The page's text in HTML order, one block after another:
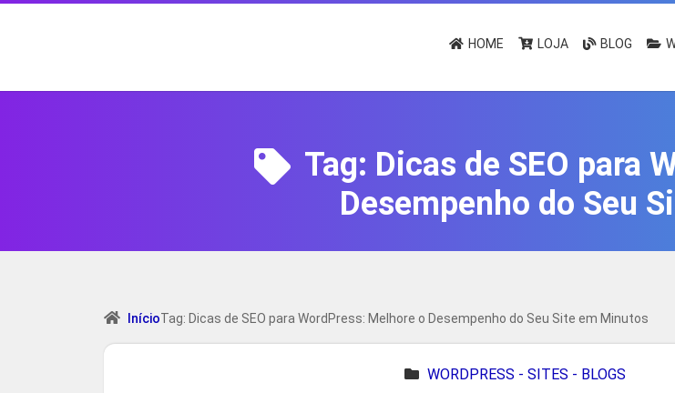
HOME LOJA BLOG
Tag: Dicas de SEO para
Desempenho do Seu
InícioTag: Dicas de SEO para WordPress: Melhore o Desempenho do Seu Site em Minutos
WORDPRESS - SITES - BLOGS